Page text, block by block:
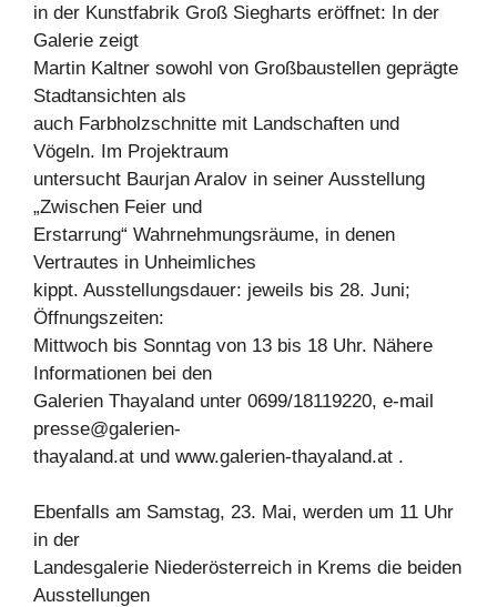
in der Kunstfabrik Groß Siegharts eröffnet: In der
Galerie zeigt
Martin Kaltner sowohl von Großbaustellen geprägte
Stadtansichten als
auch Farbholzschnitte mit Landschaften und
Vögeln. Im Projektraum
untersucht Baurjan Aralov in seiner Ausstellung
„Zwischen Feier und
Erstarrung“ Wahrnehmungsräume, in denen
Vertrautes in Unheimliches
kippt. Ausstellungsdauer: jeweils bis 28. Juni;
Öffnungszeiten:
Mittwoch bis Sonntag von 13 bis 18 Uhr. Nähere
Informationen bei den
Galerien Thayaland unter 0699/18119220, e-mail
presse@galerien-
thayaland.at und www.galerien-thayaland.at .
Ebenfalls am Samstag, 23. Mai, werden um 11 Uhr
in der
Landesgalerie Niederösterreich in Krems die beiden
Ausstellungen